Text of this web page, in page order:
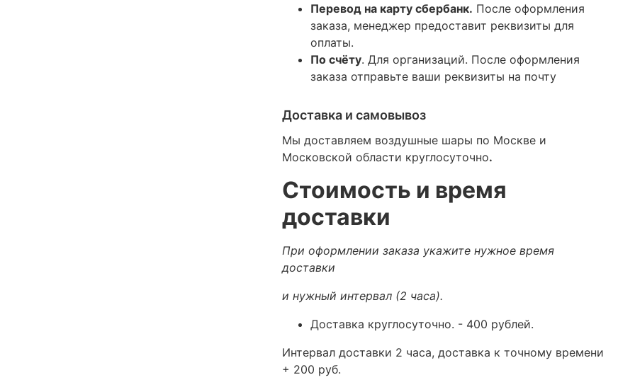
Перевод на карту сбербанк. После оформления
заказа, менеджер предоставит реквизиты для
оплаты.
По счёту. Для организаций. После оформления
заказа отправьте ваши реквизиты на почту
Доставка и самовывоз
Мы доставляем воздушные шары по Москве и
Московской области круглосуточно.
Стоимость и время
доставки
При оформлении заказа укажите нужное время
доставки
и нужный интервал (2 часа).
Доставка круглосуточно. - 400 рублей.
Интервал доставки 2 часа, доставка к точному времени
+ 200 руб.